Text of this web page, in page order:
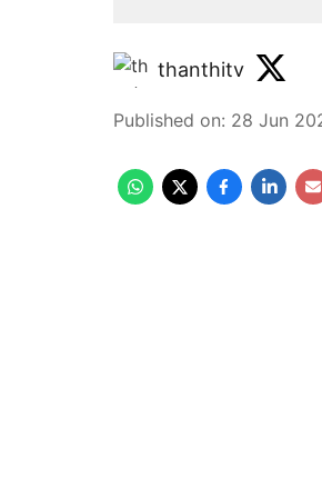
thanthitv
Published on: 28 Jun